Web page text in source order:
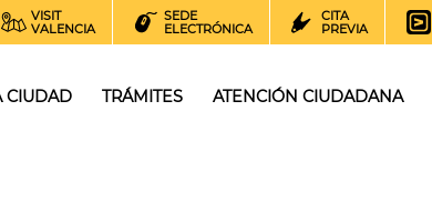
VISIT
VALENCIA
SEDE
ELECTRÓNICA
CITA
PREVIA
CIUDAD TRÁMITES ATENCIÓN CIUDADANA